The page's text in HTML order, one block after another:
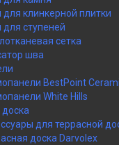
для клинкерной плитки
для ступеней
сетка
шва
BestPoint
White Hills
для террасной
доска Darvolex